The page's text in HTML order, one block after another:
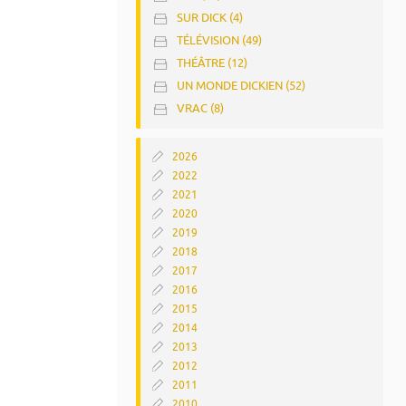
SUR DICK (4)
TÉLÉVISION (49)
THÉÂTRE (12)
UN MONDE DICKIEN (52)
VRAC (8)
2026
2022
2021
2020
2019
2018
2017
2016
2015
2014
2013
2012
2011